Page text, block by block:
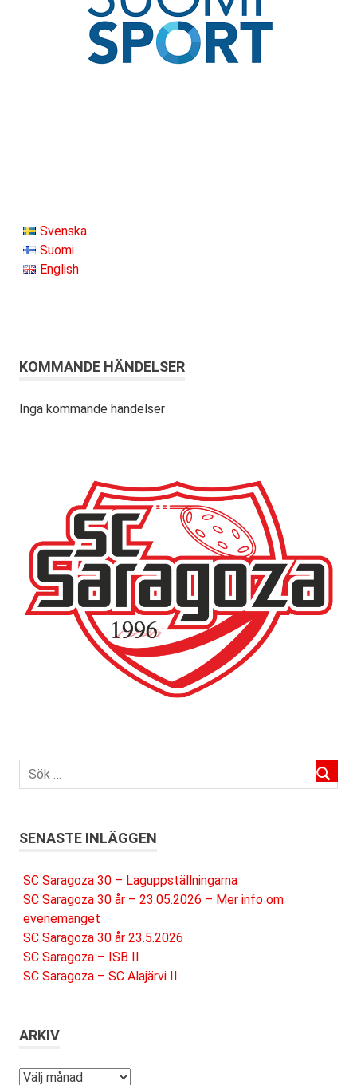
Svenska
Suomi
English
KOMMANDE HÄNDELSER
Inga kommande händelser
SENASTE INLÄGGEN
SC Saragoza 30 – Laguppställningarna
SC Saragoza 30 år – 23.05.2026 – Mer info om
evenemanget
SC Saragoza 30 år 23.5.2026
SC Saragoza – ISB II
SC Saragoza – SC Alajärvi II
ARKIV
Arkiv